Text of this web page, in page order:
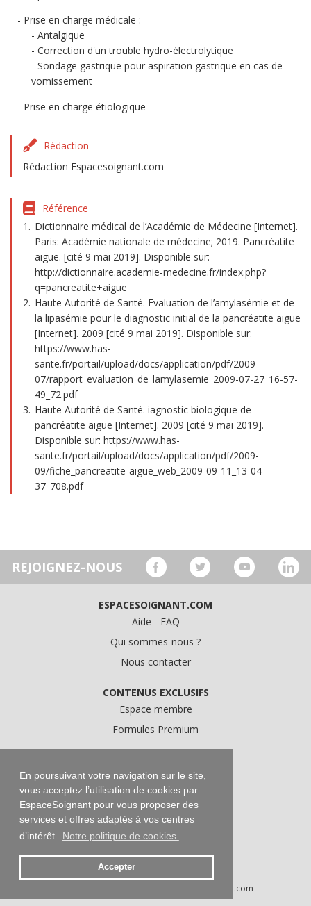
En poursuivant votre navigation sur le site,
vous acceptez l’utilisation de cookies par
EspaceSoignant pour vous proposer des
services et offres adaptés à vos centres
d’intérêt.
Notre politique de cookies.
Accepter
Prise en charge médicale :
Antalgique
Correction d'un trouble hydro-électrolytique
Sondage gastrique pour aspiration gastrique en cas de
vomissement
Prise en charge étiologique
Rédaction
Rédaction Espacesoignant.com
Référence
Dictionnaire médical de l’Académie de Médecine [Internet].
Paris: Académie nationale de médecine; 2019. Pancréatite
aiguë. [cité 9 mai 2019]. Disponible sur:
http://dictionnaire.academie-medecine.fr/index.php?
q=pancreatite+aigue
Haute Autorité de Santé. Evaluation de l’amylasémie et de
la lipasémie pour le diagnostic initial de la pancréatite aiguë
[Internet]. 2009 [cité 9 mai 2019]. Disponible sur:
https://www.has-
sante.fr/portail/upload/docs/application/pdf/2009-
07/rapport_evaluation_de_lamylasemie_2009-07-27_16-57-
49_72.pdf
Haute Autorité de Santé. iagnostic biologique de
pancréatite aiguë [Internet]. 2009 [cité 9 mai 2019].
Disponible sur: https://www.has-
sante.fr/portail/upload/docs/application/pdf/2009-
09/fiche_pancreatite-aigue_web_2009-09-11_13-04-
37_708.pdf
REJOIGNEZ-NOUS
ESPACESOIGNANT.COM
Aide - FAQ
Qui sommes-nous ?
Nous contacter
CONTENUS EXCLUSIFS
Espace membre
Formules Premium
Conditions Générales d'Utilisation
Données personnelles
Conditions Générales de Vente
Mentions légales
Droits d'auteur © 2016-2026 EspaceSoignant.com